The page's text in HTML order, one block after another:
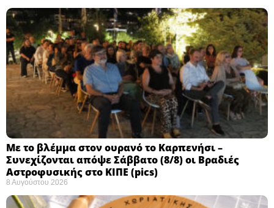
Με το βλέμμα στον ουρανό το Καρπενήσι –
Συνεχίζονται απόψε Σάββατο (8/8) οι Βραδιές
Αστροφυσικής στο ΚΙΠΕ (pics)
8 Αυγούστου 2026